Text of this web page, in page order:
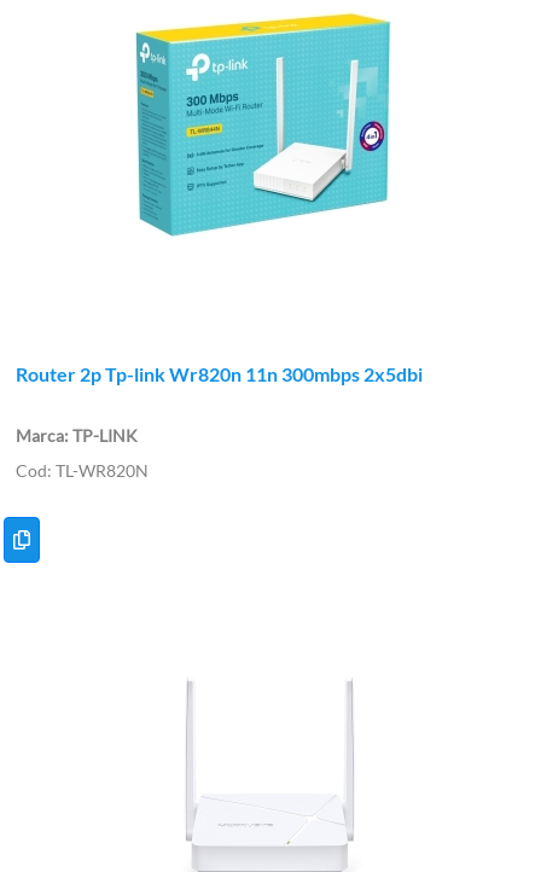
Router 2p Tp-link Wr820n 11n 300mbps 2x5dbi
TP-LINK
TL-WR820N